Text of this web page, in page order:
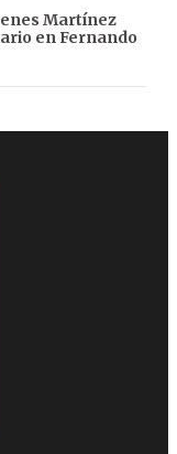
Martínez
en Fernando